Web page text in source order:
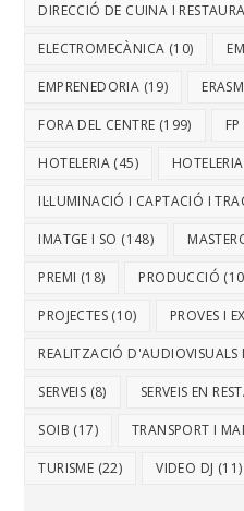
DIRECCIÓ DE CUINA I
ELECTROMECÀNICA (10)
EMPRENEDORIA (19)
FORA DEL CENTRE (199)
HOTELERIA (45)
IL·LUMINACIÓ I CAPTACIÓ I
IMATGE I SO (148)
PREMI (18) PRODUCCIÓ
PROJECTES (10) PROVES I
REALITZACIÓ D'AUDIOVISUALS I
SERVEIS (8) SERVEIS EN
SOIB (17) TRANSPORT I
TURISME (22) VIDEO DJ (11)